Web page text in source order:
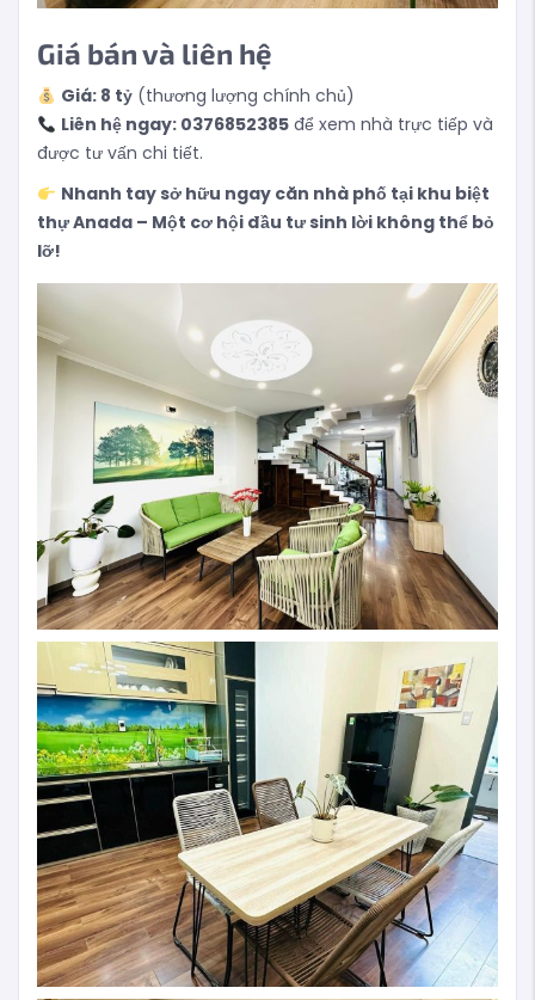
Giá bán và liên hệ
Giá: 8 tỷ(thương lượng chính chủ)
Liên hệ ngay: 0376852385để xem nhà trực tiếp và
được tư vấn chi tiết.
Nhanh tay sở hữu ngay căn nhà phố tại khu biệt
thự Anada – Một cơ hội đầu tư sinh lời không thể bỏ
lỡ!